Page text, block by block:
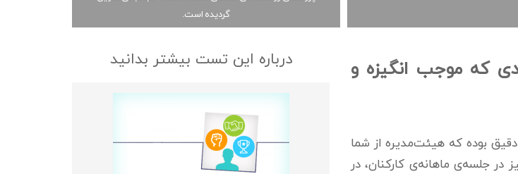
گردیده است.
که موجب انگیزه و
بوده که هیئت‌مدیره از شما
جلسه‌ی ماهانه‌ی کارکنان، در
درباره این تست بیشتر بدانید